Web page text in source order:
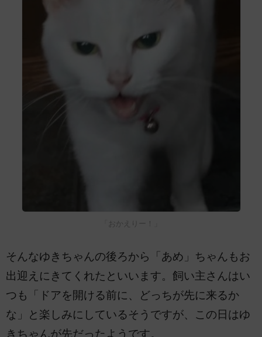
「おかえりー！」
そんなゆきちゃんの後ろから「あめ」ちゃんもお
出迎えにきてくれたといいます。飼い主さんはい
つも「ドアを開ける前に、どっちが先に来るか
な」と楽しみにしているそうですが、この日はゆ
きちゃんが先だったようです。